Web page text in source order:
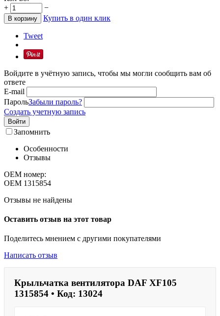
+
−
В корзину Купить в один клик
Tweet
Войдите в учётную запись, чтобы мы могли сообщить вам об
ответе
E-mail
ПарольЗабыли пароль?
Создать учетную запись
Войти
Запомнить
Особенности
Отзывы
OEM номер:
OEM 1315854
Отзывы не найдены
Оставить отзыв на этот товар
Поделитесь мнением с другими покупателями
Написать отзыв
Крыльчатка вентилятора DAF XF105
1315854 • Код: 13024